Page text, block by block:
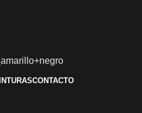
CONTACTO